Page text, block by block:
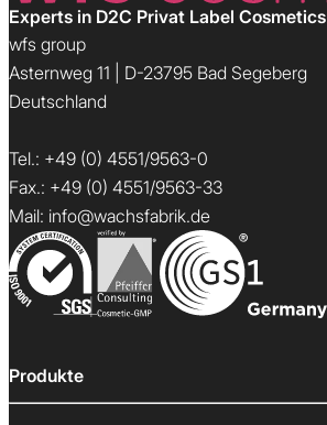
Experts in D2C Privat Label Cosmetics
wfs group
Asternweg 11 | D-23795 Bad Segeberg
Deutschland
Tel.: +49 (0) 4551/9563-0
Fax.: +49 (0) 4551/9563-33
Mail: info@wachsfabrik.de
Produkte